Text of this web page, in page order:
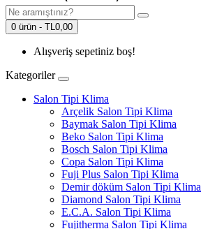
0 ürün - TL0,00
Alışveriş sepetiniz boş!
Kategoriler
Salon Tipi Klima
Arçelik Salon Tipi Klima
Baymak Salon Tipi Klima
Beko Salon Tipi Klima
Bosch Salon Tipi Klima
Copa Salon Tipi Klima
Fuji Plus Salon Tipi Klima
Demir döküm Salon Tipi Klima
Diamond Salon Tipi Klima
E.C.A. Salon Tipi Klima
Fujitherma Salon Tipi Klima